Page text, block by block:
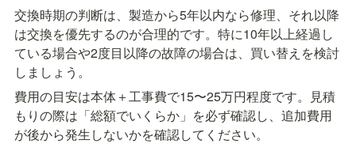
交換時期の判断は、製造から5年以内なら修理、それ以降
は交換を優先するのが合理的です。特に10年以上経過し
ている場合や2度目以降の故障の場合は、買い替えを検討
しましょう。
費用の目安は本体＋工事費で15〜25万円程度です。見積
もりの際は「総額でいくらか」を必ず確認し、追加費用
が後から発生しないかを確認してください。